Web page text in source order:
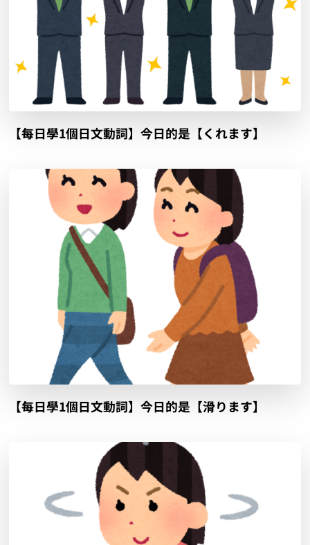
【每日學1個日文動詞】今日的是【くれます】
【每日學1個日文動詞】今日的是【滑ります】